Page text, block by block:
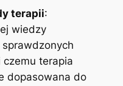
terapii:
wiedzy
terapia
dopasowana do